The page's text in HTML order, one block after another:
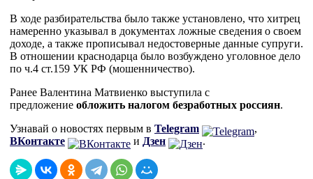
В ходе разбирательства было также установлено, что хитрец
намеренно указывал в документах ложные сведения о своем
доходе, а также прописывал недостоверные данные супруги.
В отношении краснодарца было возбуждено уголовное дело
по ч.4 ст.159 УК РФ (мошенничество).
Ранее Валентина Матвиенко выступила с
предложение обложить налогом безработных россиян.
Узнавай о новостях первым в Telegram
,
ВКонтакте
и Дзен .